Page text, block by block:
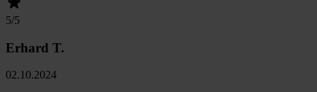
5/5
Erhard T.
02.10.2024